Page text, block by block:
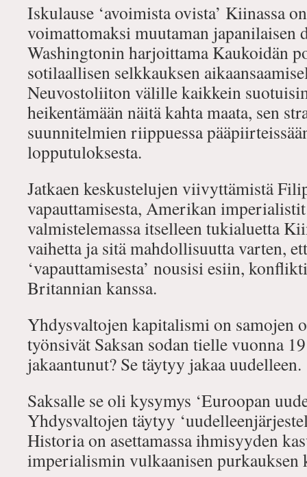
Iskulause ‘avoimista ovista’ Kiinassa
voimattomaksi muutaman japanilaisen
Washingtonin harjoittama Kaukoidän
sotilaallisen selkkauksen
Neuvostoliiton välille kaikkein
heikentämään näitä kahta maata, sen
suunnitelmien riippuessa
lopputuloksesta.
Jatkaen keskustelujen viivyttämistä
vapauttamisesta, Amerikan
valmistelemassa itselleen tukialuetta
vaihetta ja sitä mahdollisuutta varten,
‘vapauttamisesta’ nousisi esiin,
Britannian kanssa.
Yhdysvaltojen kapitalismi on samojen
työnsivät Saksan sodan tielle vuonna
jakaantunut? Se täytyy jakaa uudelleen.
Saksalle se oli kysymys ‘Euroopan
Yhdysvaltojen täytyy
Historia on asettamassa ihmisyyden
imperialismin vulkaanisen purkauksen